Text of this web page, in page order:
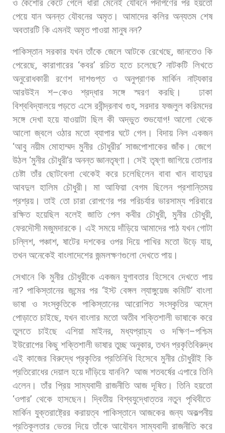
ও কৈশোর কেটে গেলে ধারা মেনেই যৌবনে পদার্পণের পর হয়তো
পেয়ে যান অনন্ত যৌবনের অমৃত। আমাদের কলির অন্যতম শেষ
অবতারটি কি এমনই অমৃত পাওয়া মানুষ নন?
পাকিস্তান সরকার যখন তাঁকে জেলে আটকে রেখেছে,জানতেও কি
পেরেছে, কারাগারের‘কবর’ রচিত হতে চলেছে?নাটকটি লিখতে
অনুরোধকারী
রণেশ দাশগুপ্ত ও অনুপ্রাণক মার্কিন
নাট্যকার
আরউইন
শ–কেও শ্রদ্ধার সঙ্গে স্মরণ করছি।
ঢাকা
বিশ্ববিদ্যালয়ে পড়তে এসে রবীন্দ্রনাথ গুহ,সরদার ফজলুল করিমদের
সঙ্গে দেখা হয়ে যাওয়াটা ছিল কী অদ্ভুত শুভযোগ!আলো থেকে
আলো জ্বলে ওঠার মতো ব্যাপার ঘটে গেল। বিদায় নিল একজন
‘আবু নয়ীম মোহাম্মদ মুনীর চৌধুরীর’ সাজপোশাকের জাঁক। জেগে
উঠল ‘মুনীর চৌধুরী’র অনন্ত জ্ঞানতৃষ্ণা। সেই তৃষ্ণা জাগিয়ে তোলার
চেষ্টা তাঁর ছোটবেলা থেকেই করে চলেছিলেন বাবা খান বাহাদুর
আবদুল হালিম চৌধুরী। মা আফিয়া বেগম ছিলেন প্রশান্তিময়
প্রশ্রয়। তাই তো চারা রোপণের পর পরিচর্যার ভারসাম্য পরিবারে
রক্ষিত হয়েছিল বলেই জাতি পেল কবীর চৌধুরী, মুনীর চৌধুরী,
ফেরদৌসী মজুমদারকে। এই সময়ে দাঁড়িয়ে আমাদের পাঠ যখন গোটা
চল্লিশ, পঞ্চাশ, ষাটের দশকের ওপর দিয়ে পাখির মতো উড়ে যায়,
তখন অনেকেই বাংলাদেশের জন্মলক্ষণগুলো দেখতে পায়।
সেখানে কি মুনীর চৌধুরীকে একজন যুগাবতার হিসেবে দেখতে পায়
না?পাকিস্তানের জন্মের পর‘ইস্ট বেঙ্গল ল্যাঙ্গুয়েজ কমিটি’ বাংলা
ভাষা ও সংস্কৃতিকে পাকিস্তানের আরোপিত সংস্কৃতির অম্লে
পোড়াতে চাইছে,যখন বাংলার মতো অতীব শক্তিশালী ভাষাকে করে
তুলতে
চাইছে এশিয়া মাইনর,মধ্যপ্রাচ্য ও দক্ষিণ–পশ্চিম
ইউরোপের কিছু শক্তিশালী ভাষার তুচ্ছ অনুকার,তখন প্রকৃতিবিরুদ্ধ
এই কাজের বিরুদ্ধে প্রকৃতির প্রতিনিধি হিসেবে মুনীর চৌধুরীই কি
প্রতিরোধের দেয়াল হয়ে দাঁড়িয়ে যাননি? আজ শতবর্ষের এপারে তিনি
এলেন। তাঁর প্রিয় সাম্যবাদী রাজনীতি আজ দূষিত। তিনি হয়তো
‘ওপার’থেকে হাসছেন। দ্বিতীয় বিশ্বযুদ্ধোত্তর নতুন পৃথিবীতে
মার্কিন যুক্তরাষ্ট্রের করায়ত্ব পাকিস্তানে আজকের জন্য অকল্পনীয়
প্রতিকূলতার ভেতর দিয়ে তাঁকে আযৌবন সাম্যবাদী রাজনীতি করে